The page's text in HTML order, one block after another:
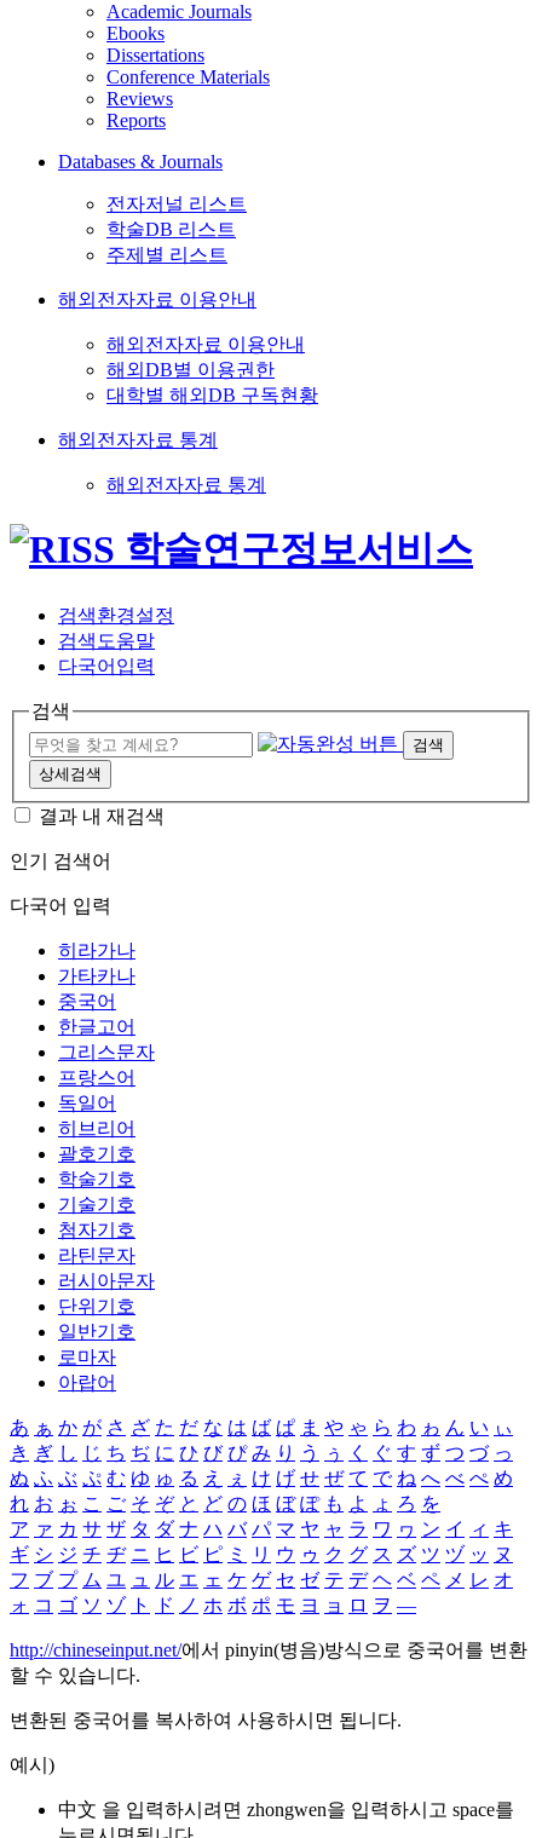
Academic Journals
Ebooks
Dissertations
Conference Materials
Reviews
Reports
Databases & Journals
전자저널 리스트
학술DB 리스트
주제별 리스트
해외전자자료 이용안내
해외전자자료 이용안내
해외DB별 이용권한
대학별 해외DB 구독현황
해외전자자료 통계
해외전자자료 통계
검색환경설정
검색도움말
다국어입력
검색
검색
상세검색
결과 내 재검색
인기 검색어
다국어 입력
히라가나
가타카나
중국어
한글고어
그리스문자
프랑스어
독일어
히브리어
괄호기호
학술기호
기술기호
첨자기호
라틴문자
러시아문자
단위기호
일반기호
로마자
아랍어
あ ぁ か が さ ざ た だ な は ば ぱ ま や ゃ ら わ ゎ ん い ぃ
き ぎ し じ ち ぢ に ひ び ぴ み り う ぅ く ぐ す ず つ づ っ
ぬ ふ ぶ ぷ む ゆ ゅ る え ぇ け げ せ ぜ て で ね へ べ ぺ め
れ お ぉ こ ご そ ぞ と ど の ほ ぼ ぽ も よ ょ ろ を
ア ァ カ サ ザ タ ダ ナ ハ バ パ マ ヤ ャ ラ ワ ヮ ン イ ィ キ
ギ シ ジ チ ヂ ニ ヒ ビ ピ ミ リ ウ ゥ ク グ ス ズ ツ ヅ ッ ヌ
フ ブ プ ム ユ ュ ル エ ェ ケ ゲ セ ゼ テ デ ヘ ベ ペ メ レ オ
ォ コ ゴ ソ ゾ ト ド ノ ホ ボ ポ モ ヨ ョ ロ ヲ ―
http://chineseinput.net/에서 pinyin(병음)방식으로 중국어를 변환
할 수 있습니다.
변환된 중국어를 복사하여 사용하시면 됩니다.
예시)
中文 을 입력하시려면 zhongwen을 입력하시고 space를